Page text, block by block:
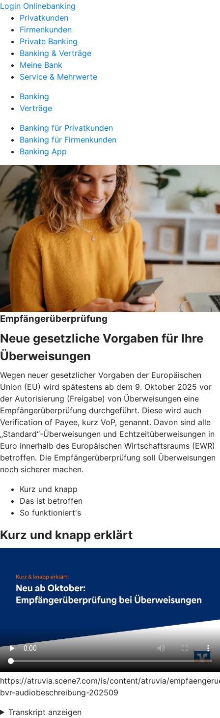
Login Onlinebanking
Privatkunden
Firmenkunden
Private Banking
Banking & Verträge
Meine Bank
Service & Mehrwerte
Banking
Verträge
Banking für Privatkunden
Banking für Firmenkunden
Banking App
Empfängerüberprüfung
Neue gesetzliche Vorgaben für Ihre
Überweisungen
Wegen neuer gesetzlicher Vorgaben der Europäischen
Union (EU) wird spätestens ab dem 9. Oktober 2025 vor
der Autorisierung (Freigabe) von Überweisungen eine
Empfängerüberprüfung durchgeführt. Diese wird auch
Verification of Payee, kurz VoP, genannt. Davon sind alle
„Standard“-Überweisungen und Echtzeitüberweisungen in
Euro innerhalb des Europäischen Wirtschaftsraums (EWR)
betroffen. Die Empfängerüberprüfung soll Überweisungen
noch sicherer machen.
Kurz und knapp
Das ist betroffen
So funktioniert's
Kurz und knapp erklärt
https://atruvia.scene7.com/is/content/atruvia/
bvr-audiobeschreibung-202509
Transkript anzeigen